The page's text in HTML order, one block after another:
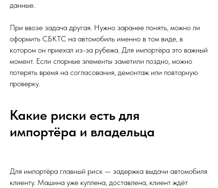
данные.
При ввозе задача другая. Нужно заранее понять, можно ли
оформить СБКТС на автомобиль именно в том виде, в
котором он приехал из-за рубежа. Для импортёра это важный
момент. Если спорные элементы заметили поздно, можно
потерять время на согласования, демонтаж или повторную
проверку.
Какие риски есть для
импортёра и владельца
Для импортёра главный риск — задержка выдачи автомобиля
клиенту. Машина уже куплена, доставлена, клиент ждёт